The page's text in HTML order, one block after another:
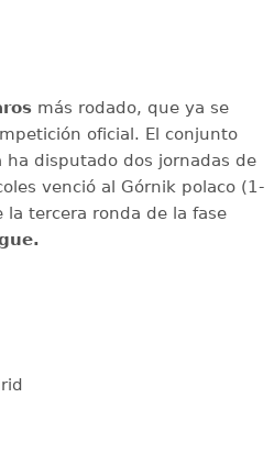
más rodado, que ya se
oficial. El conjunto
ha disputado dos jornadas de
venció al Górnik polaco (1-
tercera ronda de la fase